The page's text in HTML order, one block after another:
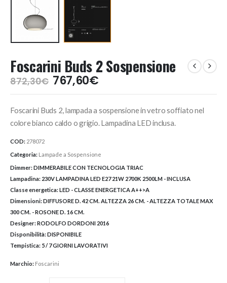
Foscarini Buds 2 Sospensione
872,30€ Il
prezzo
era:
872,30€.
767,60€Il
prezzo
è:
767,60€.
Foscarini Buds 2, lampada a sospensione in vetro soffiato nel
colore bianco caldo o grigio. Lampadina LED inclusa.
COD: 278072
Categoria: Lampade a Sospensione
Dimmer:DIMMERABILE CON TECNOLOGIA TRIAC
Lampadina: 230V LAMPADINA LED E27 21W 2700K 2500LM - INCLUSA
Classe energetica:LED - CLASSE ENERGETICA A++>A
Dimensioni:DIFFUSORE D. 42 CM. ALTEZZA 26 CM. - ALTEZZA TOTALE MAX
300 CM. - ROSONE D. 16 CM.
Designer:RODOLFO DORDONI 2016
Disponibilità:DISPONIBILE
Tempistica: 5 / 7 GIORNI LAVORATIVI
Marchio: Foscarini